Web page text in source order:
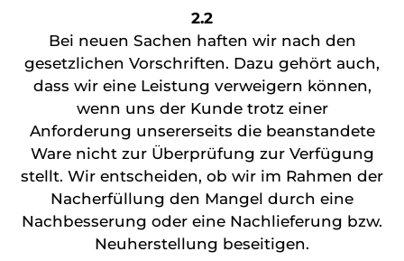
2.2
Bei neuen Sachen haften wir nach den
gesetzlichen Vorschriften. Dazu gehört auch,
dass wir eine Leistung verweigern können,
wenn uns der Kunde trotz einer
Anforderung unsererseits die beanstandete
Ware nicht zur Überprüfung zur Verfügung
stellt. Wir entscheiden, ob wir im Rahmen der
Nacherfüllung den Mangel durch eine
Nachbesserung oder eine Nachlieferung bzw.
Neuherstellung beseitigen.